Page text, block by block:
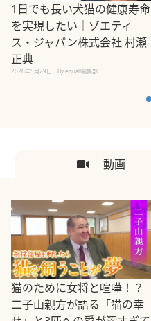
1日でも長い犬猫の健康寿命
を実現したい｜ゾエティ
ス・ジャパン株式会社 村瀬
正典
2026年5月29日 By equall編集部
動画
猫のために女将と喧嘩！？
二子山親方が語る「猫の幸